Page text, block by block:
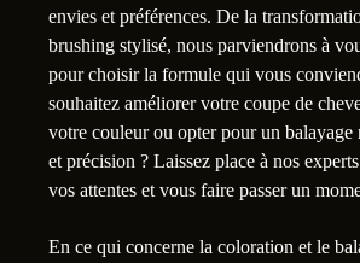
envies et préférences. De la
brushing stylisé, nous parviendrons à
pour choisir la formule qui vous
souhaitez améliorer votre coupe de
votre couleur ou opter pour un balayage
et précision ? Laissez place à nos
vos attentes et vous faire passer un
En ce qui concerne la coloration et le